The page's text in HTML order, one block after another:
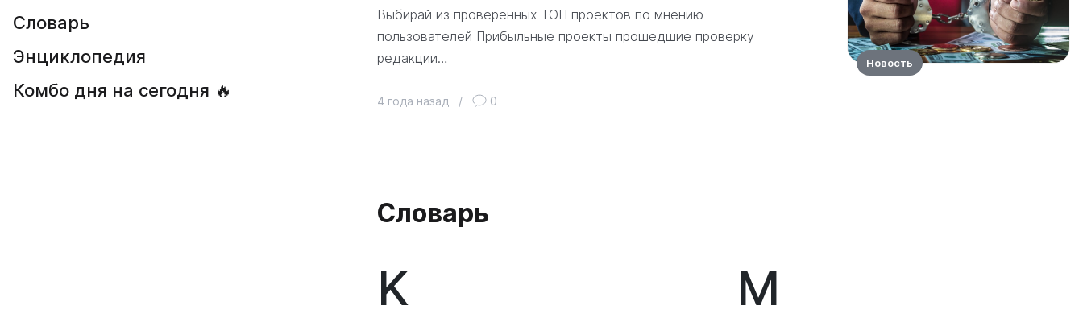
Словарь
Энциклопедия
Комбо дня на сегодня 🔥
Выбирай из проверенных ТОП проектов по мнению
пользователей Прибыльные проекты прошедшие проверку
редакции…
4 года назад / 0
Новость
Словарь
K М